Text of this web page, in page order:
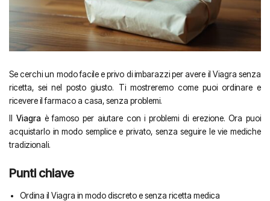
Se cerchi un modo facile e privo di imbarazzi per avere il Viagra senza
ricetta, sei nel posto giusto. Ti mostreremo come puoi ordinare e
ricevere il farmaco a casa, senza problemi.
Viagraè famoso per aiutare con i problemi di erezione. Ora puoi
acquistarlo in modo semplice e privato, senza seguire le vie mediche
tradizionali.
Punti chiave
Ordina il Viagra in modo discreto e senza ricetta medica